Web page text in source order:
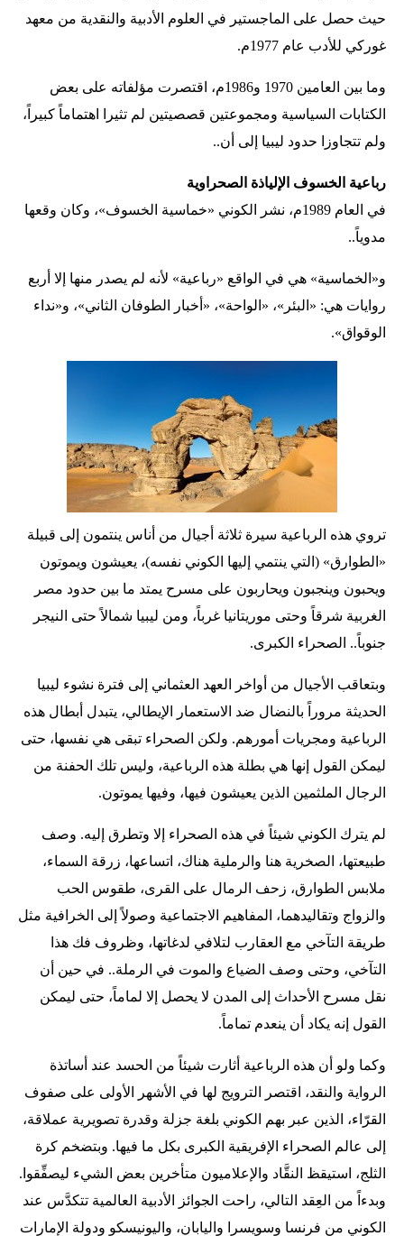
حيث حصل على الماجستير في العلوم الأدبية والنقدية من معهد
غوركي للأدب عام 1977م.
وما بين العامين 1970 و1986م، اقتصرت مؤلفاته على بعض
الكتابات السياسية ومجموعتين قصصيتين لم تثيرا اهتماماً كبيراً،
ولم تتجاوزا حدود ليبيا إلى أن..
رباعية الخسوف الإلياذة الصحراوية
في العام 1989م، نشر الكوني «خماسية الخسوف»، وكان وقعها
مدوياً..
و«الخماسية» هي في الواقع «رباعية» لأنه لم يصدر منها إلا أربع
روايات هي: «البئر»، «الواحة»، «أخبار الطوفان الثاني»، و«نداء
الوقواق».
تروي هذه الرباعية سيرة ثلاثة أجيال من أناس ينتمون إلى قبيلة
«الطوارق» (التي ينتمي إليها الكوني نفسه)، يعيشون ويموتون
ويحبون وينجبون ويحاربون على مسرح يمتد ما بين حدود مصر
الغربية شرقاً وحتى موريتانيا غرباً، ومن ليبيا شمالاً حتى النيجر
جنوباً.. الصحراء الكبرى.
وبتعاقب الأجيال من أواخر العهد العثماني إلى فترة نشوء ليبيا
الحديثة مروراً بالنضال ضد الاستعمار الإيطالي، يتبدل أبطال هذه
الرباعية ومجريات أمورهم. ولكن الصحراء تبقى هي نفسها، حتى
ليمكن القول إنها هي بطلة هذه الرباعية، وليس تلك الحفنة من
الرجال الملثمين الذين يعيشون فيها، وفيها يموتون.
لم يترك الكوني شيئاً في هذه الصحراء إلا وتطرق إليه. وصف
طبيعتها، الصخرية هنا والرملية هناك، اتساعها، زرقة السماء،
ملابس الطوارق، زحف الرمال على القرى، طقوس الحب
والزواج وتقاليدهما، المفاهيم الاجتماعية وصولاً إلى الخرافية مثل
طريقة التآخي مع العقارب لتلافي لدغاتها، وظروف فك هذا
التآخي، وحتى وصف الضياع والموت في الرملة.. في حين أن
نقل مسرح الأحداث إلى المدن لا يحصل إلا لماماً، حتى ليمكن
القول إنه يكاد أن ينعدم تماماً.
وكما ولو أن هذه الرباعية أثارت شيئاً من الحسد عند أساتذة
الرواية والنقد، اقتصر الترويج لها في الأشهر الأولى على صفوف
القرّاء، الذين عبر بهم الكوني بلغة جزلة وقدرة تصويرية عملاقة،
إلى عالم الصحراء الإفريقية الكبرى بكل ما فيها. وبتضخم كرة
الثلج، استيقظ النقَّاد والإعلاميون متأخرين بعض الشيء ليصفِّقوا.
وبدءاً من العِقد التالي، راحت الجوائز الأدبية العالمية تتكدَّس عند
الكوني من فرنسا وسويسرا واليابان، واليونيسكو ودولة الإمارات